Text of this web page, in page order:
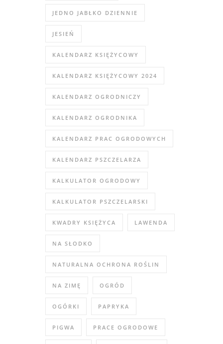
JEDNO JABŁKO DZIENNIE
JESIEŃ
KALENDARZ KSIĘŻYCOWY
KALENDARZ KSIĘŻYCOWY 2024
KALENDARZ OGRODNICZY
KALENDARZ OGRODNIKA
KALENDARZ PRAC OGRODOWYCH
KALENDARZ PSZCZELARZA
KALKULATOR OGRODOWY
KALKULATOR PSZCZELARSKI
KWADRY KSIĘŻYCA LAWENDA
NA SŁODKO
NATURALNA OCHRONA ROŚLIN
NA ZIMĘ OGRÓD
OGÓRKI PAPRYKA
PIGWA PRACE OGRODOWE